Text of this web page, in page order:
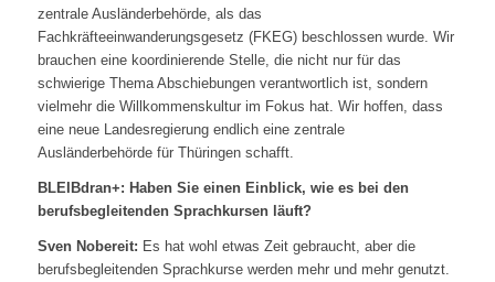
zentrale Ausländerbehörde, als das
Fachkräfteeinwanderungsgesetz (FKEG) beschlossen wurde. Wir
brauchen eine koordinierende Stelle, die nicht nur für das
schwierige Thema Abschiebungen verantwortlich ist, sondern
vielmehr die Willkommenskultur im Fokus hat. Wir hoffen, dass
eine neue Landesregierung endlich eine zentrale
Ausländerbehörde für Thüringen schafft.
BLEIBdran+: Haben Sie einen Einblick, wie es bei den
berufsbegleitenden Sprachkursen läuft?
Sven Nobereit: Es hat wohl etwas Zeit gebraucht, aber die
berufsbegleitenden Sprachkurse werden mehr und mehr genutzt.